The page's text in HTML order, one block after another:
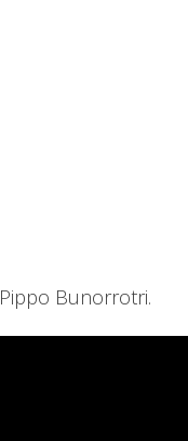
Pippo Bunorrotri.